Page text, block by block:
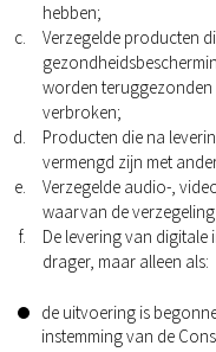
hebben;
Verzegelde producten
worden teruggezonden
verbroken;
Producten die na
vermengd zijn met
Verzegelde audio-,
waarvan de
De levering van
drager, maar alleen als:
de uitvoering is
instemming van de